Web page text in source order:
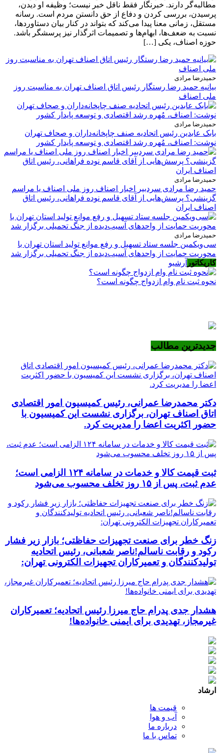
مطالبه‌گر دارند. خبرنگار فقط ناقل خبر نیست؛ وظیفه او دیدن،
پرسیدن، بررسی کردن و دفاع از حق دانستن مردم است. رسانه
مستقل، زمانی معنا پیدا می‌کند که بتواند در کنار بیان دستاوردها،
نسبت به ضعف‌ها، ابهام‌ها و تصمیمات اثرگذار نیز پرسشگر باشد.
حوزه اصناف، یکی […]
حمیدرضا مرادی
بیانیه حمید رضا رستگار رئیس اتاق اصناف تهران به مناسبت روز
ملی اصناف
حمیدرضا مرادی
بابک عابدین رئیس اتحادیه صنف چاپخانه‌داران و صحاف تهران
نوشت: اصناف، مُهره رشد اقتصادی و توسعه پایدار کشور
حمیدرضا مرادی
حمید رضا مرادی سردبیر اخبار اصناف روز ملی اصناف یا مراسم
گزینشی؟ پرسش‌هایی از آقای قاسم نوده فراهانی، رئیس اتاق
اصناف ایران
حمیدرضا مرادی
سی‌ویکمین جلسه ستاد تسهیل و رفع موانع تولید استان تهران با
محوریت حمایت از واحدهای آسیب‌دیده از جنگ تحمیلی برگزار شد
کاریکاتور آرشیو
نحوه ثبت نام وام ازدواج چگونه است؟
جدیدترین مطالب
دکتر محمدرضا عمرانی، رئیس کمیسیون امور اقتصادی
اتاق اصناف تهران، برگزاری نشست این کمیسیون با
حضور اکثریت اعضا را مدیریت کرد.
ثبت قیمت کالا و خدمات در سامانه ۱۲۴ الزامی است؛
عدم ثبت، پس از ۱۵ روز تخلف محسوب می‌شود
زنگ خطر برای صنعت تجهیزات حفاظتی؛ بازار زیر فشار
رکود و رقابت ناسالم!ناصر شعبانی، رئیس اتحادیه
تولیدکنندگان و تعمیرکاران تجهیزات الکترونی تهران:
هشدار جدی پدرام حاج میرزا رئیس اتحادیه؛ تعمیرکاران
غیرمجاز، تهدیدی برای ایمنی خانواده‌ها!
ارشاد
قیمت ها
آب و هوا
درباره ما
تماس با ما